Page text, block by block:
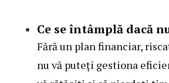
Ce se întâmplă dacă
Fără un plan financiar,
nu vă puteți gestiona